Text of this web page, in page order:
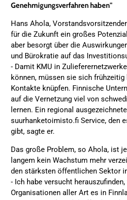
Genehmigungsverfahren haben"
Hans Ahola,
für die Zukunft ein großes
aber besorgt über die
und Bürokratie auf das
- Damit KMU in
können, müssen sie sich frühzeitig
Kontakte knüpfen. Finnische
auf die Vernetzung viel von
lernen. Ein regional
suurhanketoimisto.fi Service, den
gibt, sagte er.
Das große Problem, so Ahola, ist
langem kein Wachstum mehr
den stärksten öffentlichen Sektor
- Ich habe versucht
Organisationen aller Art es in